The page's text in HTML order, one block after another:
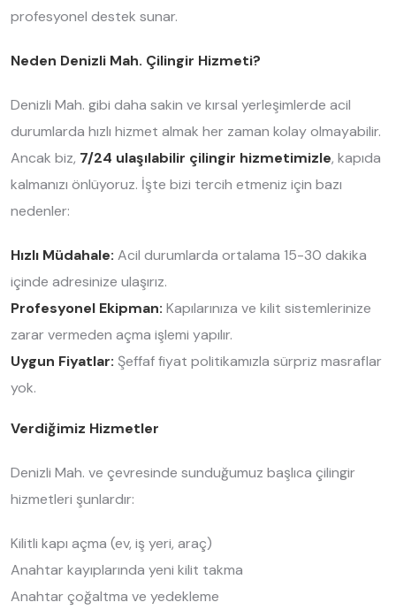
profesyonel destek sunar.
Neden Denizli Mah. Çilingir Hizmeti?
Denizli Mah. gibi daha sakin ve kırsal yerleşimlerde acil
durumlarda hızlı hizmet almak her zaman kolay olmayabilir.
Ancak biz, 7/24 ulaşılabilir çilingir hizmetimizle, kapıda
kalmanızı önlüyoruz. İşte bizi tercih etmeniz için bazı
nedenler:
Hızlı Müdahale: Acil durumlarda ortalama 15-30 dakika
içinde adresinize ulaşırız.
Profesyonel Ekipman: Kapılarınıza ve kilit sistemlerinize
zarar vermeden açma işlemi yapılır.
Uygun Fiyatlar: Şeffaf fiyat politikamızla sürpriz masraflar
yok.
Verdiğimiz Hizmetler
Denizli Mah. ve çevresinde sunduğumuz başlıca çilingir
hizmetleri şunlardır:
Kilitli kapı açma (ev, iş yeri, araç)
Anahtar kayıplarında yeni kilit takma
Anahtar çoğaltma ve yedekleme